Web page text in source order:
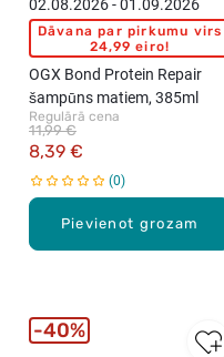
Pievienot grozam
02.08.2026 - 01.09.2026
Dāvana par pirkumu virs
24,99 eiro!
OGX Bond Protein Repair
šampūns matiem, 385ml
Regulārā cena
8,39 €
11,99 €
0
40%